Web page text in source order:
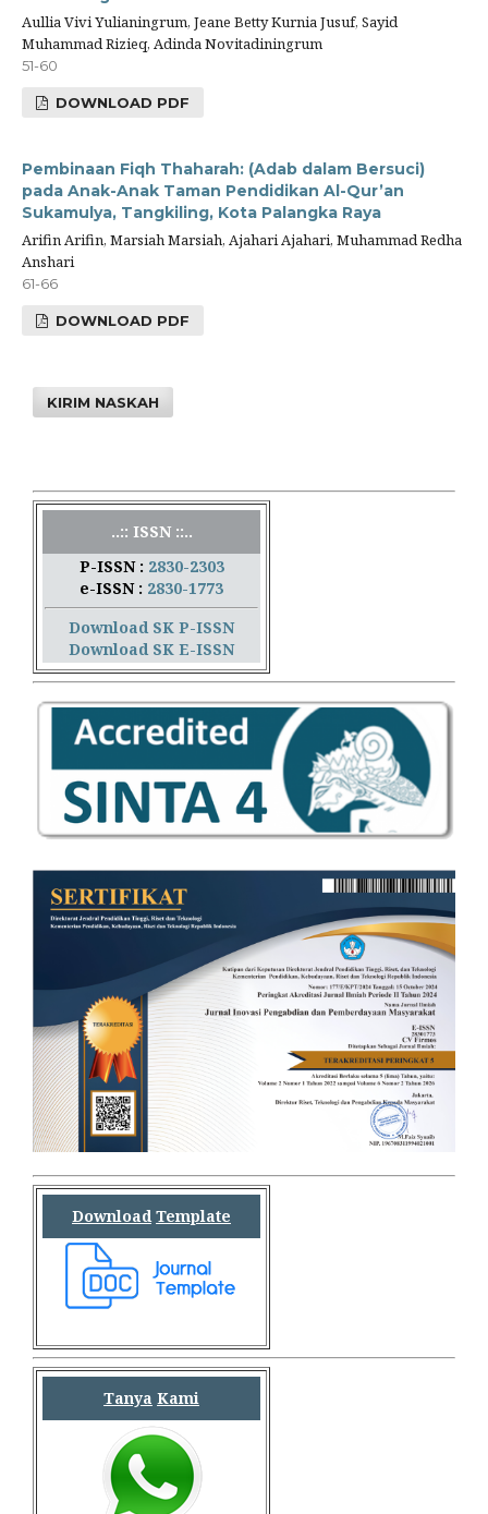
Aullia Vivi Yulianingrum, Jeane Betty Kurnia Jusuf, Sayid
Muhammad Rizieq, Adinda Novitadiningrum
51-60
DOWNLOAD PDF
Pembinaan Fiqh Thaharah: (Adab dalam Bersuci)
pada Anak-Anak Taman Pendidikan Al-Qur’an
Sukamulya, Tangkiling, Kota Palangka Raya
Arifin Arifin, Marsiah Marsiah, Ajahari Ajahari, Muhammad Redha
Anshari
61-66
DOWNLOAD PDF
KIRIM NASKAH
..:: ISSN ::..
P-ISSN : 2830-2303
e-ISSN : 2830-1773
Download SK P-ISSN
Download SK E-ISSN
Download Template
Tanya Kami